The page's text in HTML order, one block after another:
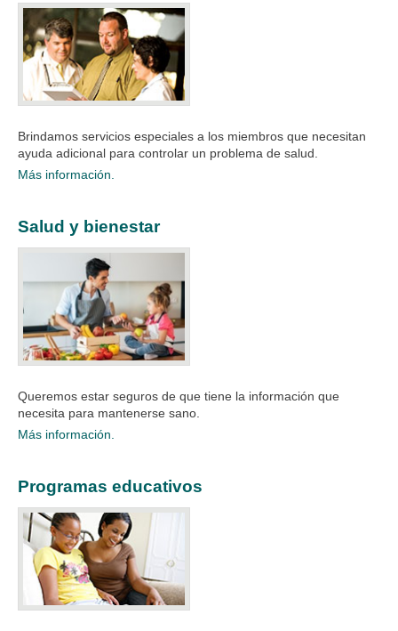
Brindamos servicios especiales a los miembros que necesitan
ayuda adicional para controlar un problema de salud.
Más información.
Salud y bienestar
Queremos estar seguros de que tiene la información que
necesita para mantenerse sano.​
Más información.
Programas educativos